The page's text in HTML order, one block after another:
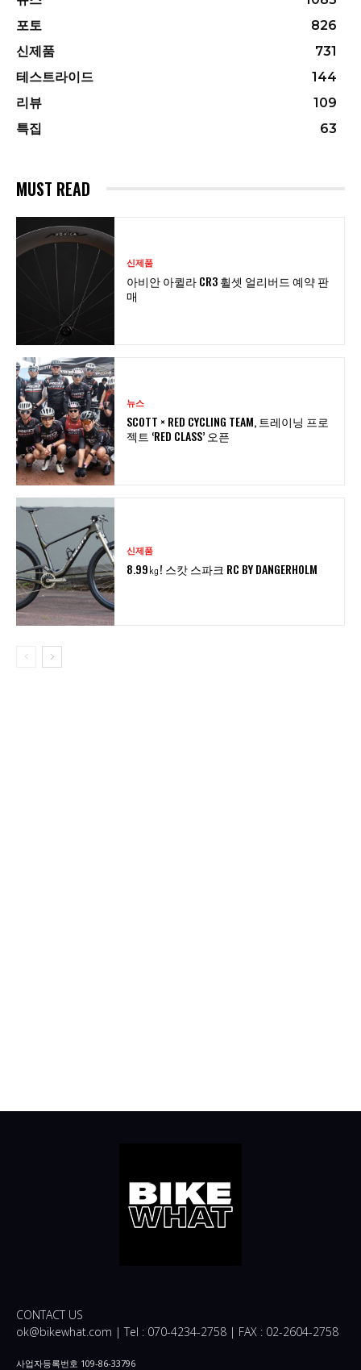
포토
826
신제품
731
테스트라이드
144
리뷰
109
특집
63
MUST READ
신제품
아비안 아퀼라 CR3 휠셋 얼리버드 예약 판
매
뉴스
SCOTT × RED CYCLING TEAM, 트레이닝 프로
젝트 ‘RED CLASS’ 오픈
신제품
8.99㎏! 스캇 스파크 RC BY DANGERHOLM
CONTACT US
ok@bikewhat.com | Tel : 070-4234-2758 | FAX : 02-2604-2758
사업자등록번호 109-86-33796